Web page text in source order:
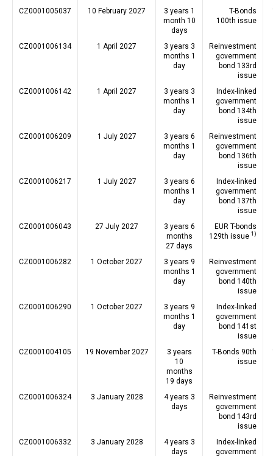
CZ0001005037
10 February 2027
3 years 1
month 10
days
T-Bonds
100th issue
CZ0001006134 1 April 2027
3 years 3
months 1
day
Reinvestment
government
bond 133rd
issue
CZ0001006142
1 April 2027
3 years 3
months 1
day
Index-linked
government
bond 134th
issue
CZ0001006209
1 July 2027
3 years 6
months 1
day
Reinvestment
government
bond 136th
issue
CZ0001006217
1 July 2027
3 years 6
months 1
day
Index-linked
government
bond 137th
issue
CZ0001006043
27 July 2027
3 years 6
months
27 days
EUR T-bonds
129th issue 1)
CZ0001006282 1 October 2027
3 years 9
months 1
day
Reinvestment
government
bond 140th
issue
CZ0001006290
1 October 2027
3 years 9
months 1
day
Index-linked
government
bond 141st
issue
CZ0001004105
19 November 2027
3 years
10
months
19 days
T-Bonds 90th
issue
CZ0001006324 3 January 2028
4 years 3
days
Reinvestment
government
bond 143rd
issue
CZ0001006332
3 January 2028
4 years 3
days
Index-linked
government